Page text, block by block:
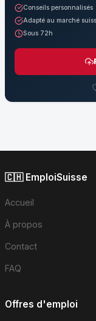
Conseils personnalisés
Adapté au marché
Sous 72h
🇨🇭 EmploiSuisse
Accueil
À propos
Contact
FAQ
Offres d'emploi